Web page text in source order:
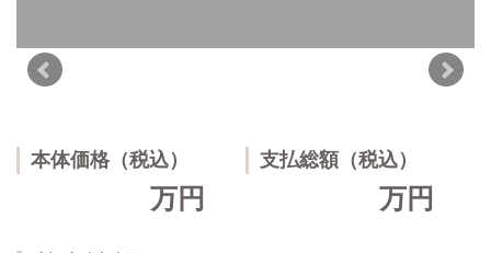
本体価格（税込）
万円
支払総額（税込）
万円